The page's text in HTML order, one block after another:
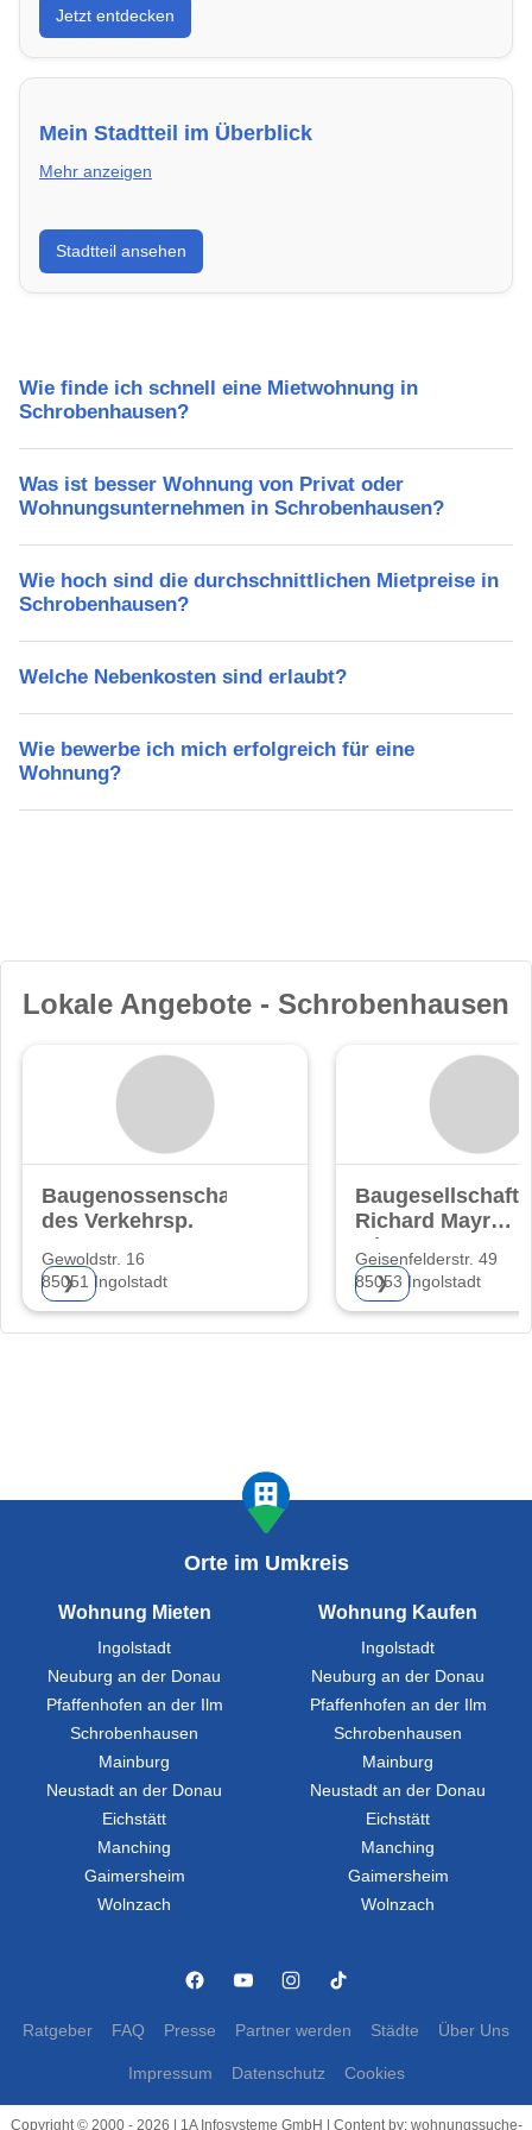
modern, energieeffizient und sofort bezugsfertig.
Jetzt entdecken
Mein Stadtteil im Überblick
Mehr anzeigen
Erfahre mehr über deinen Stadtteil in
Schrobenhausen: Lebensqualität,
Stadtteil ansehen
Wie finde ich schnell eine Mietwohnung in
Schrobenhausen?
Was ist besser Wohnung von Privat oder
Wohnungsunternehmen in Schrobenhausen?
Wie hoch sind die durchschnittlichen Mietpreise in
Schrobenhausen?
Welche Nebenkosten sind erlaubt?
Wie bewerbe ich mich erfolgreich für eine
Wohnung?
Lokale Angebote - Schrobenhausen
Baugenossenschaft
des Verkehrsp.
Gewoldstr. 16
85051 Ingolstadt
❯
Baugesellschaft
Richard Mayr
mbH
Geisenfelderstr. 49
85053 Ingolstadt
❯
Orte im Umkreis
Wohnung Mieten
Ingolstadt
Neuburg an der Donau
Pfaffenhofen an der Ilm
Schrobenhausen
Mainburg
Neustadt an der Donau
Eichstätt
Manching
Gaimersheim
Wolnzach
Wohnung Kaufen
Ingolstadt
Neuburg an der Donau
Pfaffenhofen an der Ilm
Schrobenhausen
Mainburg
Neustadt an der Donau
Eichstätt
Manching
Gaimersheim
Wolnzach
Ratgeber FAQ Presse Partner werden Städte Über Uns
Impressum Datenschutz Cookies
Copyright © 2000 - 2026 | 1A Infosysteme GmbH | Content by: wohnungssuche-